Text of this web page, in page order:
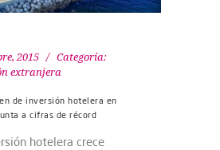
2015
Categoría:
extranjera
de inversión hotelera en
a cifras de récord
hotelera crece